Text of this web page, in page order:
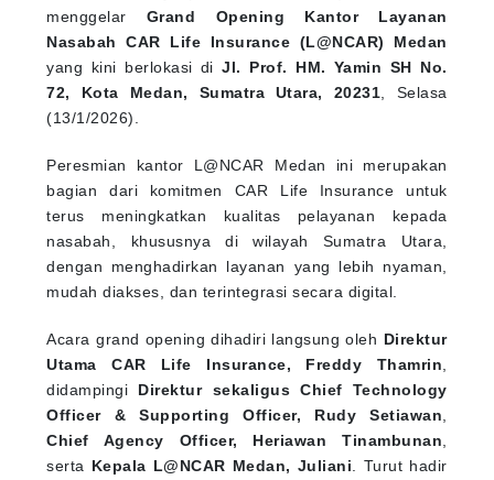
menggelar Grand Opening Kantor Layanan
Nasabah CAR Life Insurance (L@NCAR) Medan
yang kini berlokasi di
Jl. Prof. HM. Yamin SH No.
72, Kota Medan, Sumatra Utara, 20231
, Selasa
(13/1/2026).
Peresmian kantor L@NCAR Medan ini merupakan
bagian dari komitmen CAR Life Insurance untuk
terus meningkatkan kualitas pelayanan kepada
nasabah, khususnya di wilayah Sumatra Utara,
dengan menghadirkan layanan yang lebih nyaman,
mudah diakses, dan terintegrasi secara digital.
Acara grand opening dihadiri langsung oleh Direktur
Utama CAR Life Insurance, Freddy Thamrin
didampingi Direktur sekaligus Chief Technology
Officer & Supporting Officer, Rudy Setiawan
Chief Agency Officer, Heriawan Tinambunan
serta Kepala L@NCAR Medan, Juliani . Turut hadir